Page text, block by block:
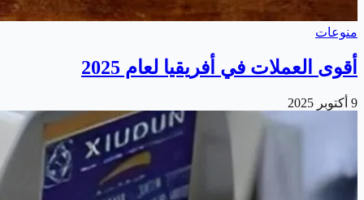
منوعات
أقوى العملات في أفريقيا لعام 2025
9 أكتوبر 2025